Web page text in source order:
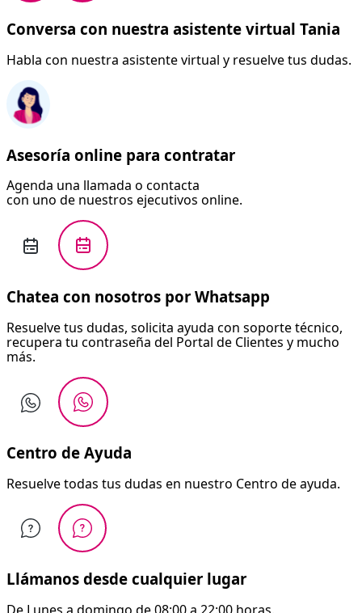
Conversa con nuestra asistente virtual Tania
Habla con nuestra asistente virtual y resuelve tus dudas.
Asesoría online para contratar
Agenda una llamada o contacta
con uno de nuestros ejecutivos online.
Chatea con nosotros por Whatsapp
Resuelve tus dudas, solicita ayuda con soporte técnico,
recupera tu contraseña del Portal de Clientes y mucho
más.
Centro de Ayuda
Resuelve todas tus dudas en nuestro Centro de ayuda.
Llámanos desde cualquier lugar
De Lunes a domingo de 08:00 a 22:00 horas.